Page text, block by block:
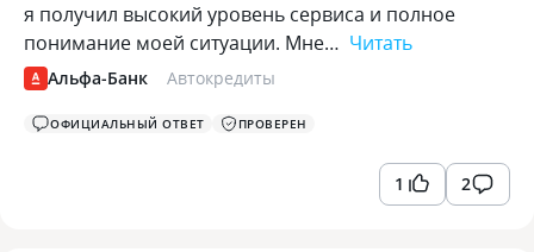
я получил высокий уровень сервиса и полное
понимание моей ситуации. Мне… Читать
Альфа-Банк Автокредиты
ОФИЦИАЛЬНЫЙ ОТВЕТ ПРОВЕРЕН
1 2